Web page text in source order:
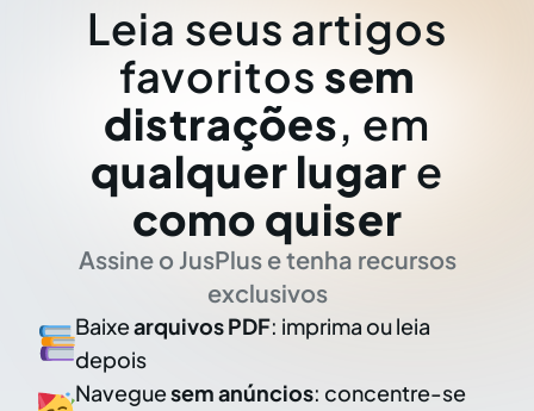
Leia seus artigos
favoritos sem
distrações, em
qualquer lugar e
como quiser
Assine o JusPlus e tenha recursos
exclusivos
Baixearquivos PDF: imprima ou leia
depois
Naveguesem anúncios: concentre-se